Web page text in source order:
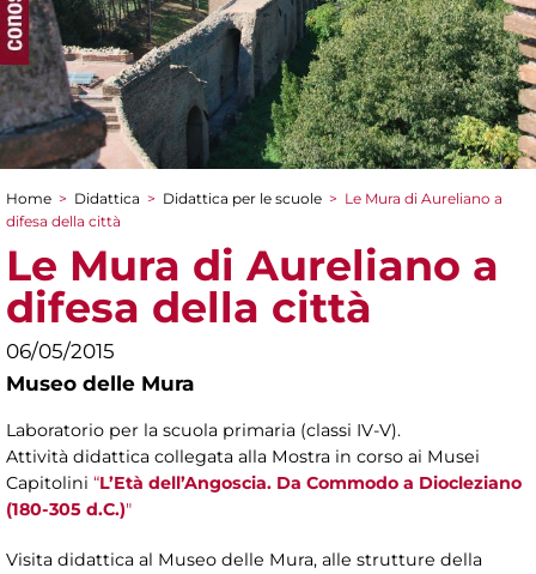
Tu sei qui
Home > Didattica > Didattica per le scuole > Le Mura di Aureliano a
difesa della città
Le Mura di Aureliano a
difesa della città
06/05/2015
Museo delle Mura
Laboratorio per la scuola primaria (classi IV-V).
Attività didattica collegata alla Mostra in corso ai Musei
Capitolini “L’Età dell’Angoscia. Da Commodo a Diocleziano
(180-305 d.C.)"
Visita didattica al Museo delle Mura, alle strutture della